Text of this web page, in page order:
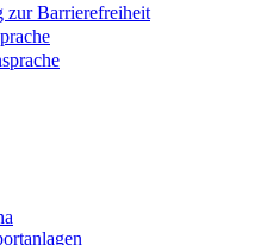
zur Barrierefreiheit